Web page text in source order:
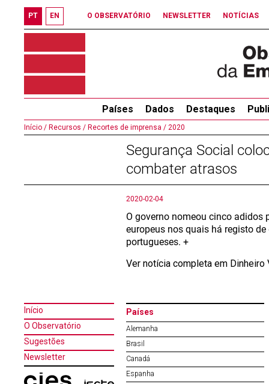
PT EN O OBSERVATÓRIO NEWSLETTER NOTÍCIAS
Países Dados Destaques
Início / Recursos / Recortes de imprensa / 2020
Segurança Social
combater atrasos
2020-02-04
O governo nomeou cinco adidos
europeus nos quais há registo
portugueses. +
Ver notícia completa em
Início
O Observatório
Sugestões
Newsletter
Países
Alemanha
Brasil
Canadá
Espanha